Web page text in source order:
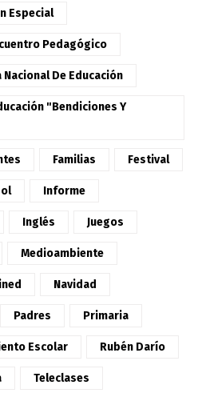
Especial
Pedagógico
De Educación
"Bendiciones Y
Familias Festival
Informe
Inglés Juegos
Medioambiente
Navidad
Padres Primaria
Escolar Rubén Darío
Teleclases